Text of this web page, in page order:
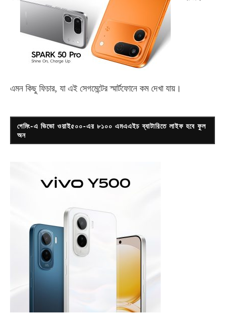
এমন কিছু ফিচার, যা এই সেগমেন্টের স্মার্টফোনে কম দেখা যায়।
গেমিং-এ ভিভো ওয়াই৫০০-এর ৮১০০ এমএএইচ ব্যাটারিতে লাইফ হবে ফুল
অন